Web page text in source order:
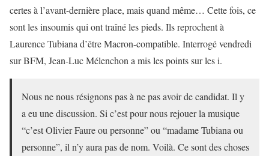
certes à l’avant-dernière place, mais quand même… Cette fois, ce
sont les insoumis qui ont traîné les pieds. Ils reprochent à
Laurence Tubiana d’être Macron-compatible. Interrogé vendredi
sur BFM, Jean-Luc Mélenchon a mis les points sur les i.
Nous ne nous résignons pas à ne pas avoir de candidat. Il y
a eu une discussion. Si c’est pour nous rejouer la musique
“c’est Olivier Faure ou personne” ou “madame Tubiana ou
personne”, il n’y aura pas de nom. Voilà. Ce sont des choses